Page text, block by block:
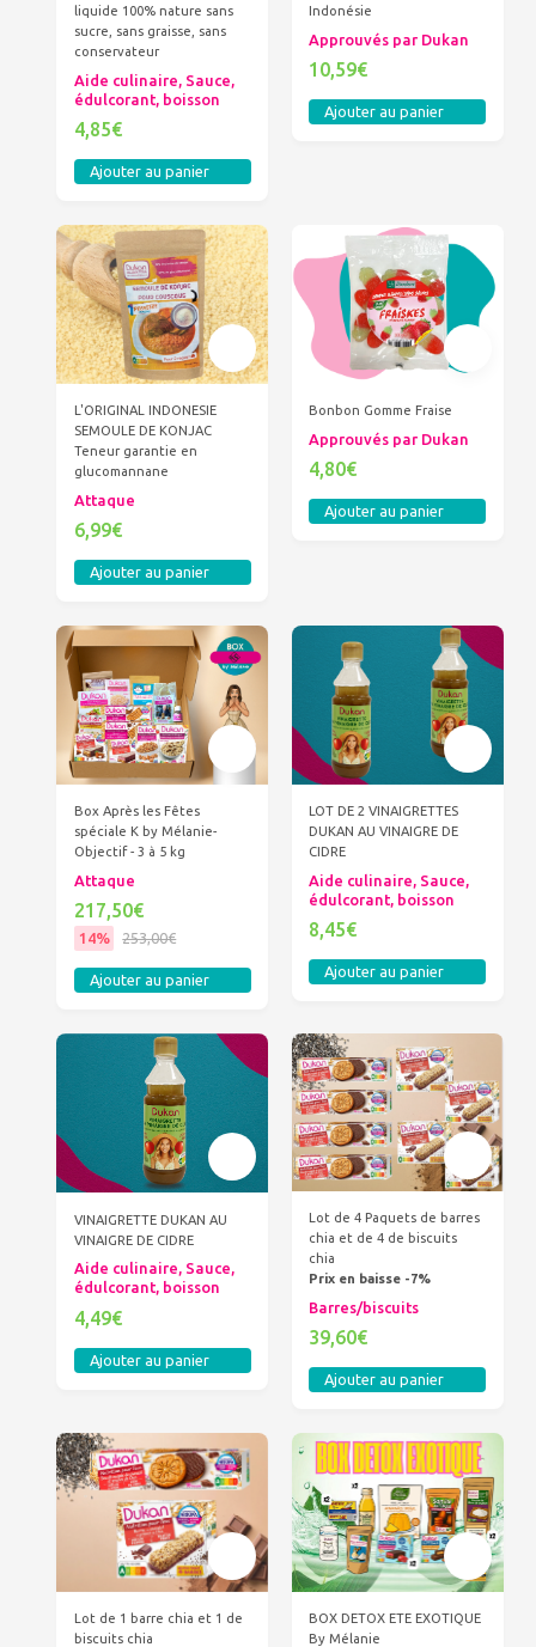
liquide 100% nature sans
sucre, sans graisse, sans
conservateur
Aide culinaire, Sauce,
édulcorant, boisson
4,85€
Ajouter au panier
Indonésie
Approuvés par Dukan
10,59€
Ajouter au panier
L'ORIGINAL INDONESIE
SEMOULE DE KONJAC
Teneur garantie en
glucomannane
Attaque
6,99€
Ajouter au panier
Bonbon Gomme Fraise
Approuvés par Dukan
4,80€
Ajouter au panier
Box Après les Fêtes
spéciale K by Mélanie-
Objectif - 3 à 5 kg
Attaque
217,50€
14% 253,00€
Ajouter au panier
LOT DE 2 VINAIGRETTES
DUKAN AU VINAIGRE DE
CIDRE
Aide culinaire, Sauce,
édulcorant, boisson
8,45€
Ajouter au panier
VINAIGRETTE DUKAN AU
VINAIGRE DE CIDRE
Aide culinaire, Sauce,
édulcorant, boisson
4,49€
Ajouter au panier
Lot de 4 Paquets de barres
chia et de 4 de biscuits
chia
Prix en baisse -7%
Barres/biscuits
39,60€
Ajouter au panier
Lot de 1 barre chia et 1 de
biscuits chia
BOX DETOX ETE EXOTIQUE
By Mélanie